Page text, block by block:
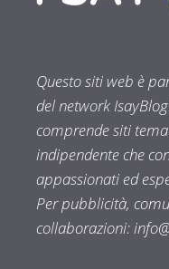
Questo siti web è
del network
comprende siti
indipendente che
appassionati ed
Per pubblicità,
collaborazioni: